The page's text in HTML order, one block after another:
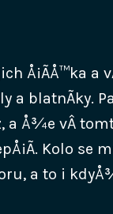
Å¡Ã­Å™ka a
a blatnÃ­ky.
a Å¾e vÂ
Kolo
a to i